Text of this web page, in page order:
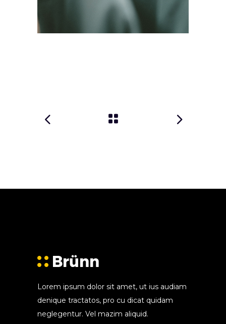
Lorem ipsum dolor sit amet, ut ius audiam
denique tractatos, pro cu dicat quidam
neglegentur. Vel mazim aliquid.